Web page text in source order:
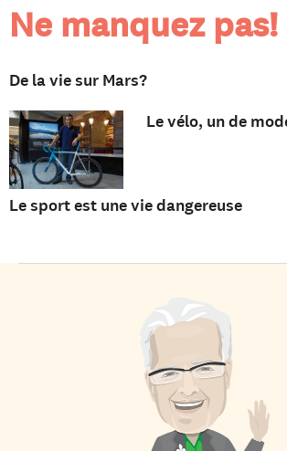
Ne manquez pas!
De la vie sur Mars?
Le vélo, un de
Le sport est une vie dangereuse